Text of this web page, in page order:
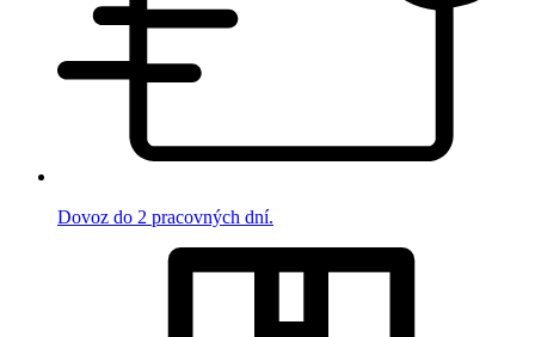
Dovoz do 2 pracovných dní.